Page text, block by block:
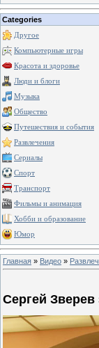
Categories
Другое
Компьютерные игры
Красота и здоровье
Люди и блоги
Музыка
Общество
Путешествия и события
Развлечения
Сериалы
Спорт
Транспорт
Фильмы и анимация
Хобби и образование
Юмор
Главная » Видео »
Сергей